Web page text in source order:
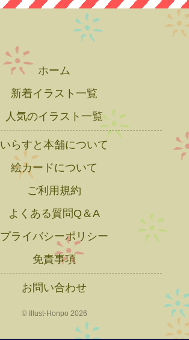
ホーム
新着イラスト一覧
人気のイラスト一覧
いらすと本舗について
絵カードについて
ご利用規約
よくある質問Q＆A
プライバシーポリシー
免責事項
お問い合わせ
© Illust-Honpo 2026